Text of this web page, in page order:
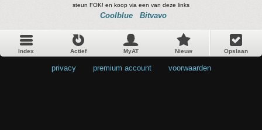
steun FOK! en koop via een van deze links
Coolblue Bitvavo
Index Actief MyAT Nieuw Opslaan
privacy premium account voorwaarden